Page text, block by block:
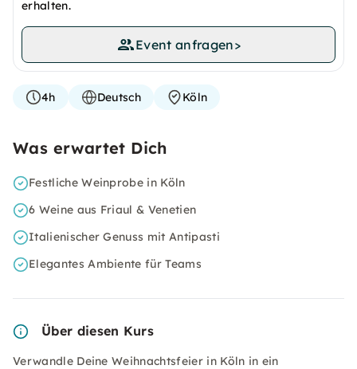
erhalten.
Event anfragen>
4h Deutsch Köln
Was erwartet Dich
Festliche Weinprobe in Köln
6 Weine aus Friaul & Venetien
Italienischer Genuss mit Antipasti
Elegantes Ambiente für Teams
Über diesen Kurs
Verwandle Deine Weihnachtsfeier in Köln in ein